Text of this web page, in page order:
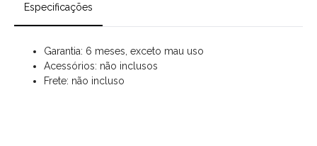
Especificações
Garantia: 6 meses, exceto mau uso
Acessórios: não inclusos
Frete: não incluso